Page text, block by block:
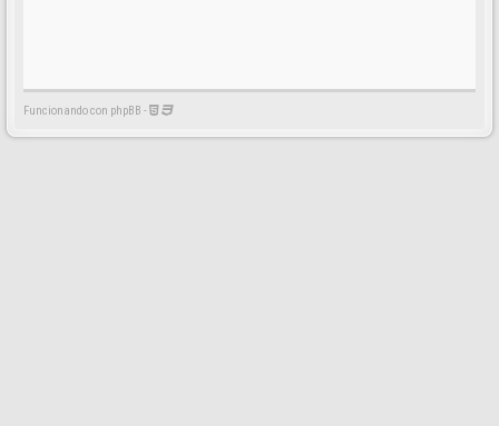
Funcionando con phpBB -